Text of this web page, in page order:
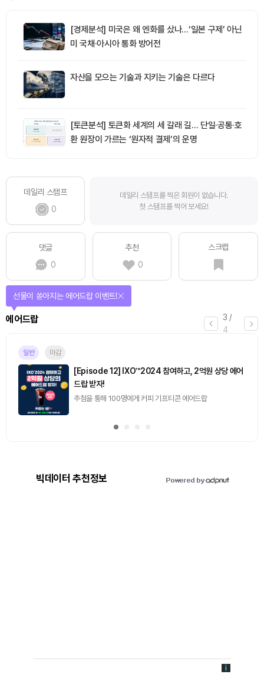
[경제분석] 미국은 왜 엔화를 샀나…‘일본 구제’ 아닌
미 국채·아시아 통화 방어전
자산을 모으는 기술과 지키는 기술은 다르다
[토큰분석] 토큰화 세계의 세 갈래 길… 단일·공통·호
환 원장이 가르는 ‘원자적 결제’의 운명
데일리 스탬프
0
데일리 스탬프를 찍은 회원이 없습니다.
첫 스탬프를 찍어 보세요!
댓글
0
추천
0
스크랩
3 /
4
에어드랍
선물이 쏟아지는 에어드랍 이벤트!
일반 마감
[Episode 12] IXO™2024 참여하고, 2억원 상당 에어
드랍 받자!
추첨을 통해 100명에게 커피 기프티콘 에어드랍
빅데이터 추천정보